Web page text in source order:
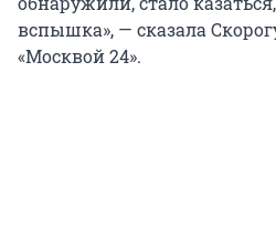
вспышка», — сказала
«Москвой 24».